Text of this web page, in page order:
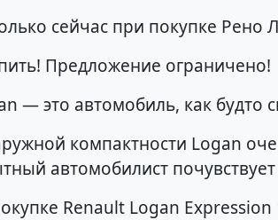
сейчас при покупке Рено
Предложение ограничено!
— это автомобиль, как будто
компактности Logan
автомобилист
Renault Logan